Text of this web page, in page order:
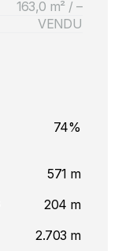
163,0 m² / –
VENDU
74%
571 m
204 m
2.703 m